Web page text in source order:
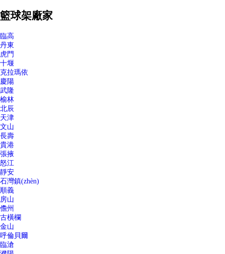
籃球架廠家
臨高
丹東
虎門
十堰
克拉瑪依
慶陽
武隆
榆林
北辰
天津
文山
長壽
貴港
張掖
怒江
靜安
石灣鎮(zhèn)
順義
房山
儋州
古橫欄
金山
呼倫貝爾
臨滄